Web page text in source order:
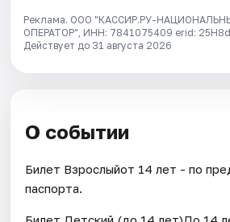
Реклама. ООО "КАССИР.РУ-
ОПЕРАТОР", ИНН: 7841075409 erid:
Действует до 31 августа 2026
О событии
Билет Взрослыйот 14 лет - по
паспорта.